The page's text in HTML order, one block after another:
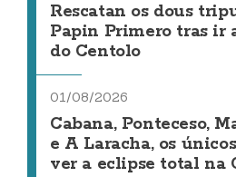
Rescatan os dous
Papin Primero tras ir
do Centolo
01/08/2026
Cabana, Ponteceso,
e A Laracha, os
ver a eclipse total na